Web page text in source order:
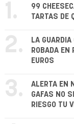
1.
99
TARTAS DE
2.
LA
ROBADA
EUROS
3.
ALERTA EN
GAFAS NO
RIESGO TU